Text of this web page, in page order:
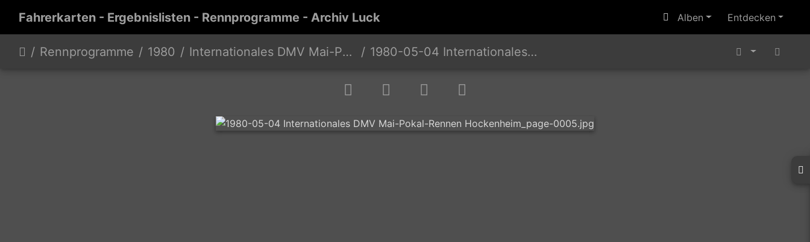
Fahrerkarten - Ergebnislisten - Rennprogramme - Archiv Luck Alben Entdecken
Rennprogramme 1980 Internationales DMV Mai-Pokal-Rennen Hockenheim 1980-05-04 Internationales DMV Mai-Pokal-Rennen Hockenheim page-0005